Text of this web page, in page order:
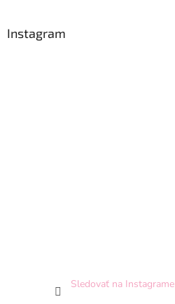
Instagram
Sledovať na Instagrame